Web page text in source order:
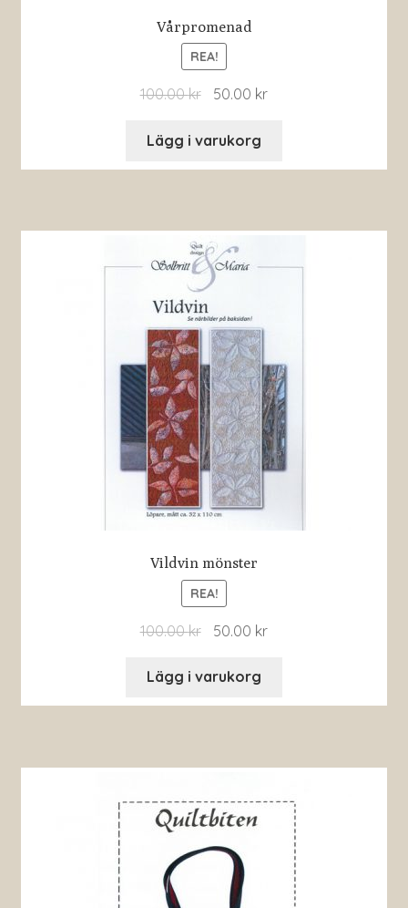
Vårpromenad
REA!
100.00kr 50.00 kr
Lägg i varukorg
Vildvin mönster
REA!
100.00kr 50.00 kr
Lägg i varukorg